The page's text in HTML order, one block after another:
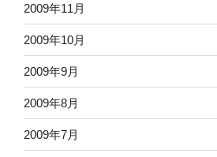
2009年11月
2009年10月
2009年9月
2009年8月
2009年7月